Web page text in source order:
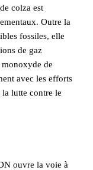
colza est
Outre la
fossiles, elle
de gaz
monoxyde de
avec les efforts
lutte contre le
ouvre la voie à